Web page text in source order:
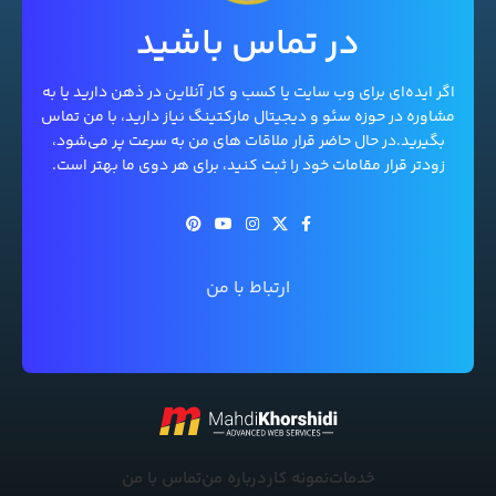
در تماس باشید
اگر ایده‌ای برای وب سایت یا کسب و کار آنلاین در ذهن دارید یا به
مشاوره در حوزه سئو و دیجیتال مارکتینگ نیاز دارید، با من تماس
بگیرید.در حال حاضر قرار ملاقات های من به سرعت پر می‌شود،
زودتر قرار مقامات خود را ثبت کنید، برای هر دوی ما بهتر است.
ارتباط با من
خدماتنمونه کاردرباره منتماس با من